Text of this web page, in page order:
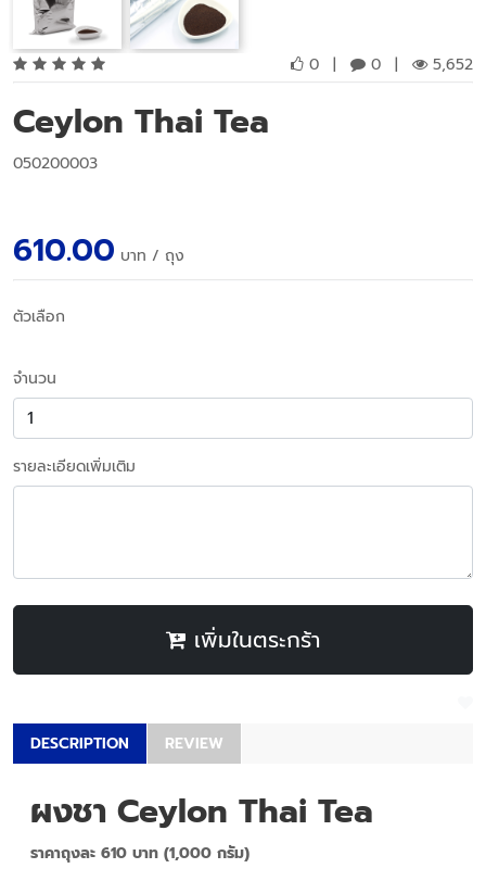
0 | 0 | 5,652
Ceylon Thai Tea
050200003
610.00 บาท / ถุง
ตัวเลือก
จำนวน
รายละเอียดเพิ่มเติม
เพิ่มในตระกร้า
DESCRIPTION REVIEW
ผงชา Ceylon Thai Tea
ราคาถุงละ 610 บาท (1,000 กรัม)